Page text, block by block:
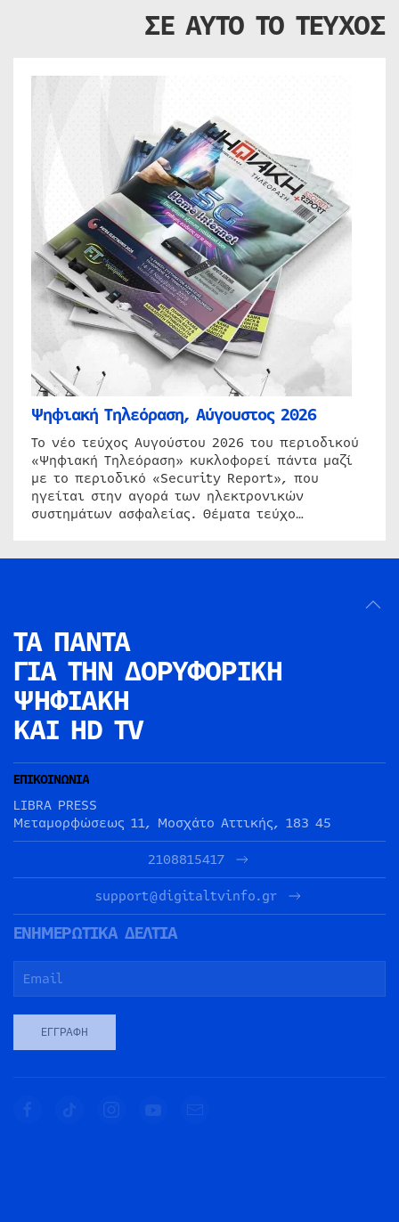
ΣΕ ΑΥΤΟ ΤΟ ΤΕΥΧΟΣ
Ψηφιακή Τηλεόραση, Αύγουστος 2026
Το νέο τεύχος Αυγούστου 2026 του περιοδικού
«Ψηφιακή Τηλεόραση» κυκλοφορεί πάντα μαζί
με το περιοδικό «Security Report», που
ηγείται στην αγορά των ηλεκτρονικών
συστημάτων ασφαλείας. Θέματα τεύχο…
ΤΑ ΠΑΝΤΑ
ΓΙΑ ΤΗΝ ΔΟΡΥΦΟΡΙΚΗ
ΨΗΦΙΑΚΗ
ΚΑΙ HD TV
ΕΠΙΚΟΙΝΩΝΙΑ
LIBRA PRESS
Μεταμορφώσεως 11, Μοσχάτο Αττικής, 183 45
2108815417
support@digitaltvinfo.gr
ΕΝΗΜΕΡΩΤΙΚΑ ΔΕΛΤΙΑ
ΕΓΓΡΑΦΉ